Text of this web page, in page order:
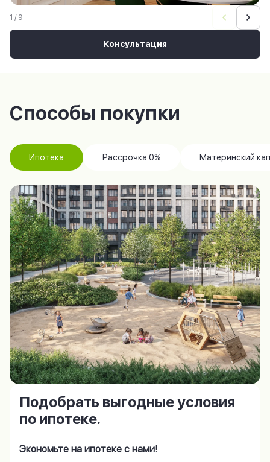
Консультация
1 / 9
Способы покупки
Ипотека Рассрочка 0% Материнский
Подобрать выгодные условия
по ипотеке.
Экономьте на ипотеке с нами!